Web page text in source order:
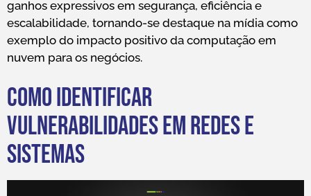
ganhos expressivos em segurança, eficiência e
escalabilidade, tornando-se destaque na mídia como
exemplo do impacto positivo da computação em
nuvem para os negócios.
Como identificar
vulnerabilidades em redes e
sistemas